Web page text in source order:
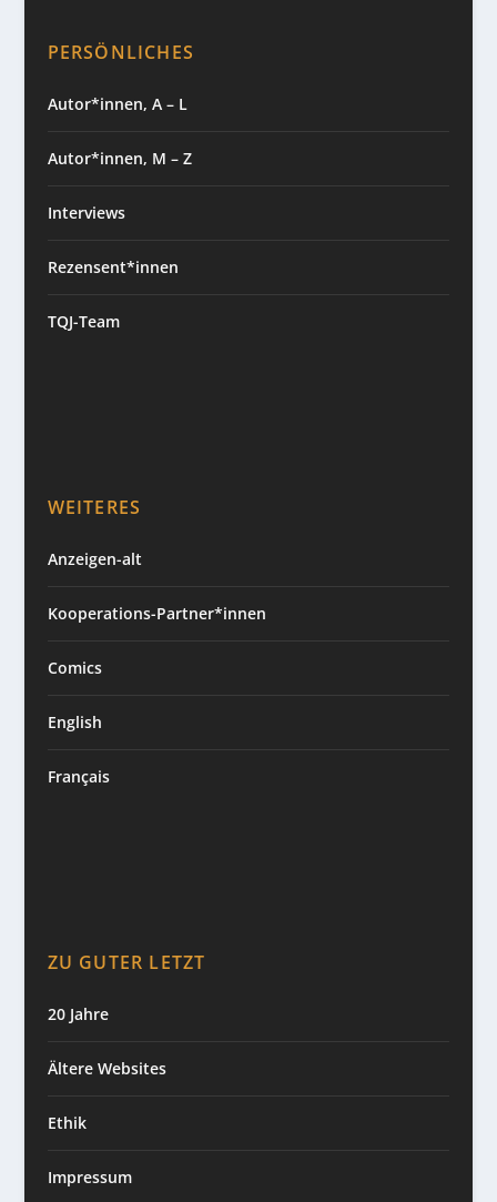
PERSÖNLICHES
Autor*innen, A – L
Autor*innen, M – Z
Interviews
Rezensent*innen
TQJ-Team
WEITERES
Anzeigen-alt
Kooperations-Partner*innen
Comics
English
Français
ZU GUTER LETZT
20 Jahre
Ältere Websites
Ethik
Impressum